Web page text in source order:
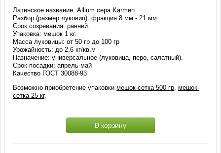
Латинское название: Allium cepa Karmen
Разбор (размер луковиц): фракция 8 мм - 21 мм
Срок созревания: ранний.
Упаковка: мешок 1 кг.
Масса луковицы: от 50 гр до 100 гр
Урожайность: до 2,6 кг/кв.м
Назначение: универсальное (луковица, перо, салатный).
Срок посадки: апрель-май
Качество ГОСТ 30088-93
Возможно приобретение упаковкимешок-сетка 500 гр ,мешок-
сетка 25 кг.
В корзину